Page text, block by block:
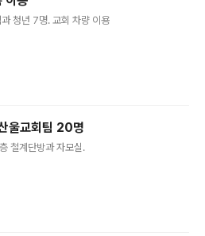
청년 7명. 교회 차량 이용
울교회팀 20명
철계단방과 자모실.